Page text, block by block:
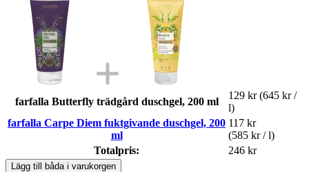
farfalla Butterfly trädgård duschgel, 200 ml
129 kr (645 kr /
l)
farfalla Carpe Diem fuktgivande duschgel, 200
ml
117 kr
(585 kr / l)
Totalpris:
246 kr
Lägg till båda i varukorgen